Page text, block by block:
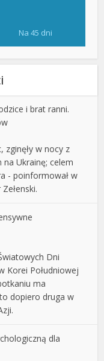
Na 45 dni
i brat ranni.
zginęły w nocy z
Ukrainę; celem
- poinformował w
Dni
Korei Południowej
ma
dopiero druga w
dla